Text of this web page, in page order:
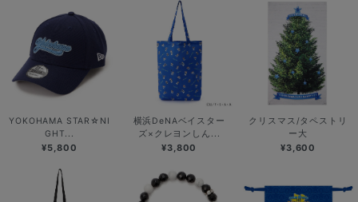
YOKOHAMA STAR☆NI
GHT...
¥5,800
横浜DeNAベイスター
ズ×クレヨンしん...
¥3,800
クリスマス/タペストリ
ー大
¥3,600